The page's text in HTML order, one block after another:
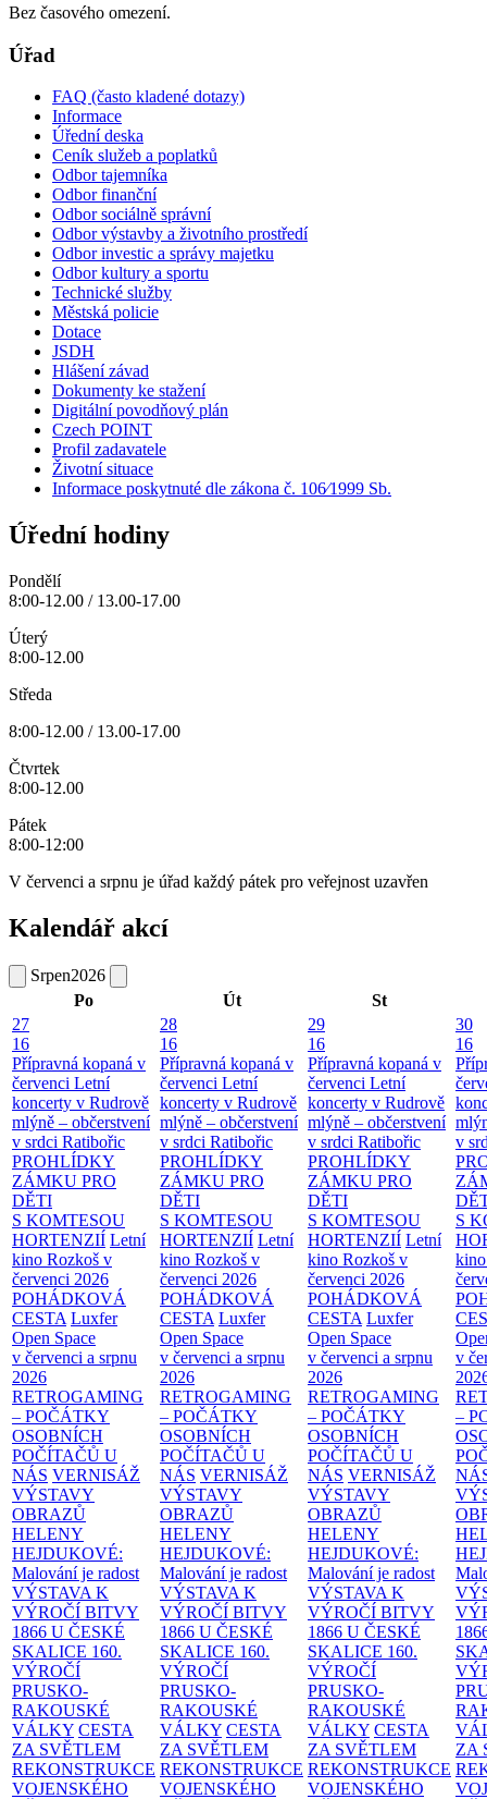
Bez časového omezení.
Úřad
FAQ (často kladené dotazy)
Informace
Úřední deska
Ceník služeb a poplatků
Odbor tajemníka
Odbor finanční
Odbor sociálně správní
Odbor výstavby a životního prostředí
Odbor investic a správy majetku
Odbor kultury a sportu
Technické služby
Městská policie
Dotace
JSDH
Hlášení závad
Dokumenty ke stažení
Digitální povodňový plán
Czech POINT
Profil zadavatele
Životní situace
Informace poskytnuté dle zákona č. 106⁄1999 Sb.
Úřední hodiny
Pondělí
8:00-12.00 / 13.00-17.00
Úterý
8:00-12.00
Středa
8:00-12.00 / 13.00-17.00
Čtvrtek
8:00-12.00
Pátek
8:00-12:00
V červenci a srpnu je úřad každý pátek pro veřejnost uzavřen
Kalendář akcí
Srpen2026
Po
Út
St
27
16
Přípravná kopaná v
červenci Letní
koncerty v Rudrově
mlýně – občerstvení
v srdci Ratibořic
PROHLÍDKY
ZÁMKU PRO
DĚTI
S KOMTESOU
HORTENZIÍ Letní
kino Rozkoš v
červenci 2026
POHÁDKOVÁ
CESTA Luxfer
Open Space
v červenci a srpnu
2026
RETROGAMING
– POČÁTKY
OSOBNÍCH
POČÍTAČŮ U
NÁS VERNISÁŽ
VÝSTAVY
OBRAZŮ
HELENY
HEJDUKOVÉ:
Malování je radost
VÝSTAVA K
VÝROČÍ BITVY
1866 U ČESKÉ
SKALICE 160.
VÝROČÍ
PRUSKO-
RAKOUSKÉ
VÁLKY CESTA
ZA SVĚTLEM
REKONSTRUKCE
VOJENSKÉHO
28
16
Přípravná kopaná v
červenci Letní
koncerty v Rudrově
mlýně – občerstvení
v srdci Ratibořic
PROHLÍDKY
ZÁMKU PRO
DĚTI
S KOMTESOU
HORTENZIÍ Letní
kino Rozkoš v
červenci 2026
POHÁDKOVÁ
CESTA Luxfer
Open Space
v červenci a srpnu
2026
RETROGAMING
– POČÁTKY
OSOBNÍCH
POČÍTAČŮ U
NÁS VERNISÁŽ
VÝSTAVY
OBRAZŮ
HELENY
HEJDUKOVÉ:
Malování je radost
VÝSTAVA K
VÝROČÍ BITVY
1866 U ČESKÉ
SKALICE 160.
VÝROČÍ
PRUSKO-
RAKOUSKÉ
VÁLKY CESTA
ZA SVĚTLEM
REKONSTRUKCE
VOJENSKÉHO
29
16
Přípravná kopaná v
červenci Letní
koncerty v Rudrově
mlýně – občerstvení
v srdci Ratibořic
PROHLÍDKY
ZÁMKU PRO
DĚTI
S KOMTESOU
HORTENZIÍ Letní
kino Rozkoš v
červenci 2026
POHÁDKOVÁ
CESTA Luxfer
Open Space
v červenci a srpnu
2026
RETROGAMING
– POČÁTKY
OSOBNÍCH
POČÍTAČŮ U
NÁS VERNISÁŽ
VÝSTAVY
OBRAZŮ
HELENY
HEJDUKOVÉ:
Malování je radost
VÝSTAVA K
VÝROČÍ BITVY
1866 U ČESKÉ
SKALICE 160.
VÝROČÍ
PRUSKO-
RAKOUSKÉ
VÁLKY CESTA
ZA SVĚTLEM
REKONSTRUKCE
VOJENSKÉHO
30
16
v
S
v
–
ZA